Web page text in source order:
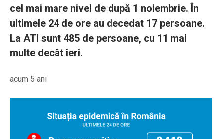
cel mai mare nivel de după 1 noiembrie. În
ultimele 24 de ore au decedat 17 persoane.
La ATI sunt 485 de persoane, cu 11 mai
multe decât ieri.
acum 5 ani